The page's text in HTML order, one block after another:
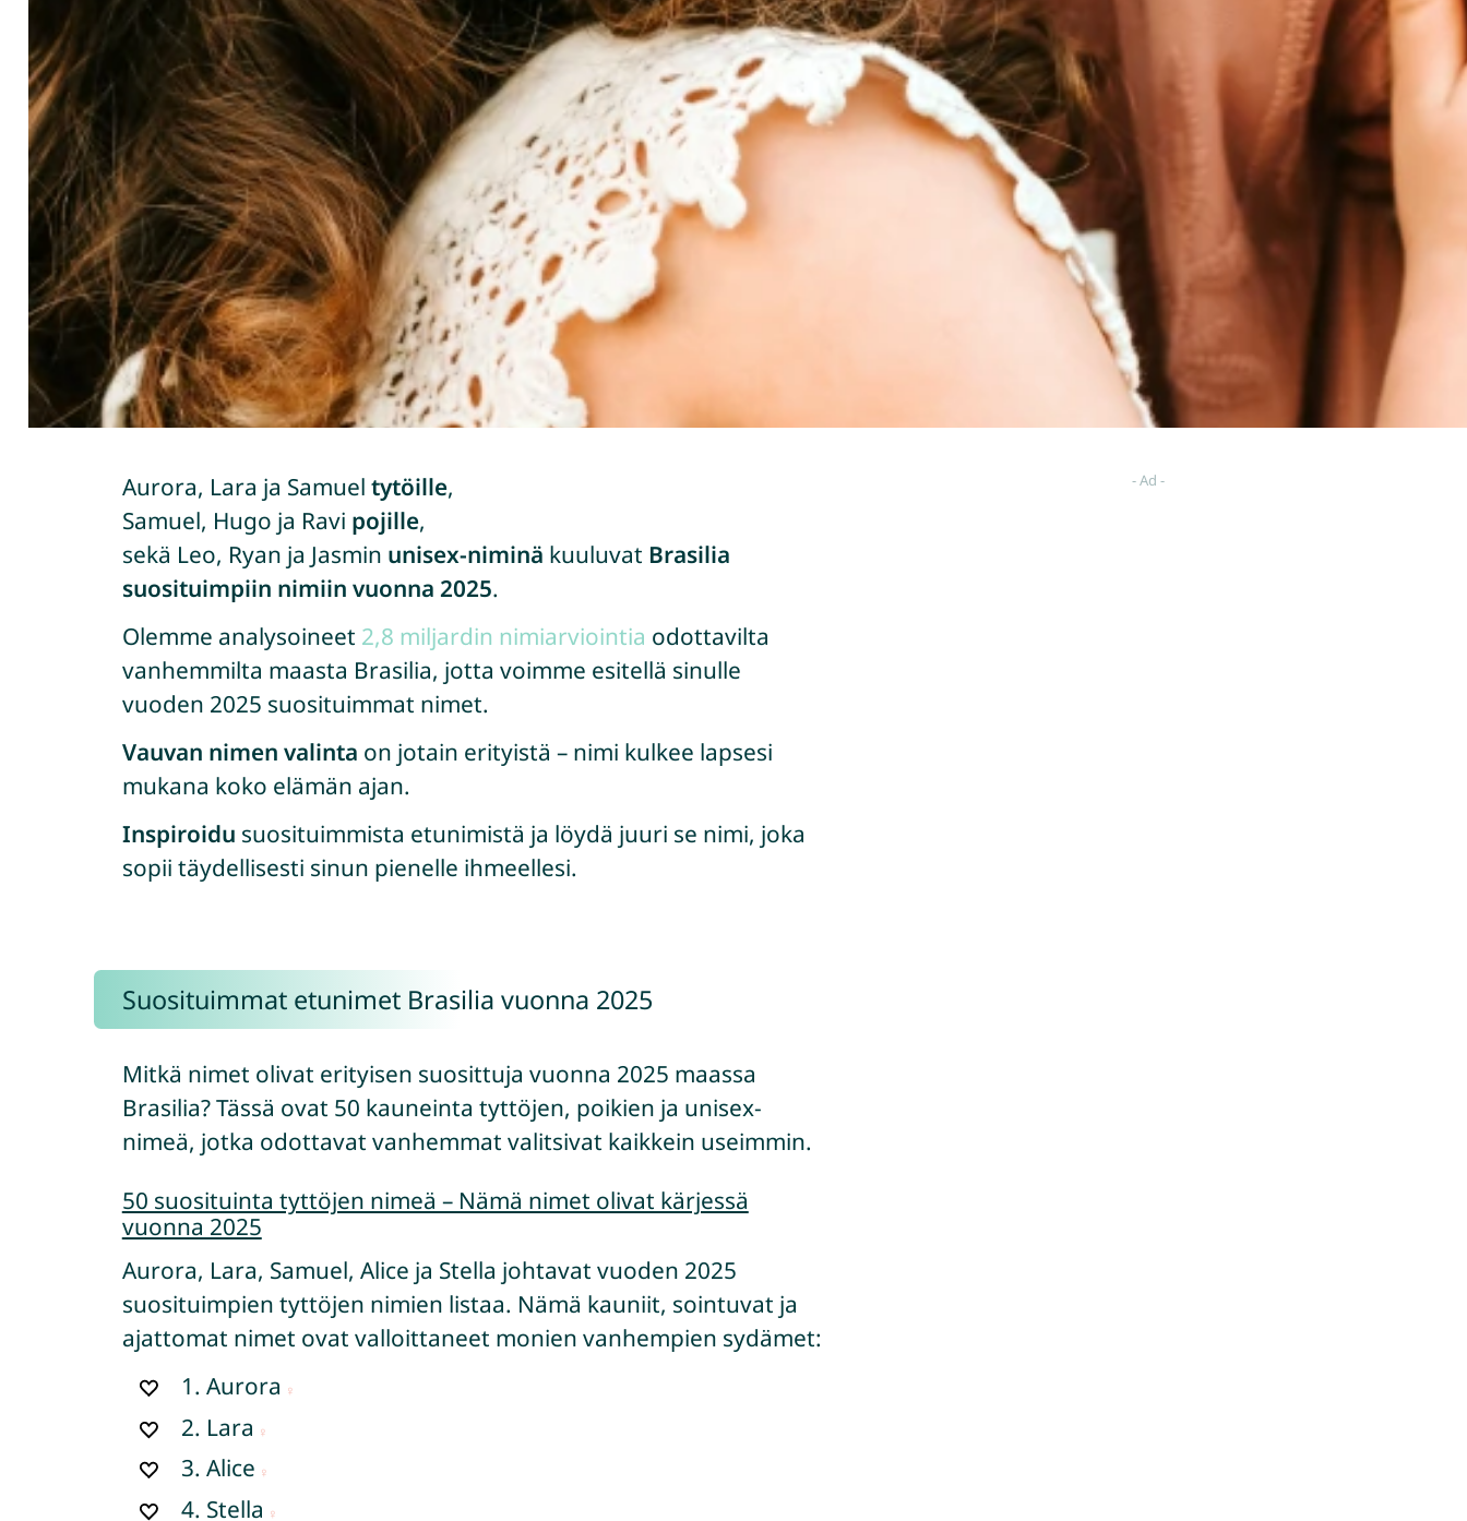
Aurora, Lara ja Samuel tytöille,
Samuel, Hugo ja Ravi pojille,
sekä Leo, Ryan ja Jasmin unisex-niminä kuuluvat Brasilia
suosituimpiin nimiin vuonna 2025.
Olemme analysoineet 2,8 miljardin nimiarviointia odottavilta
vanhemmilta maasta Brasilia, jotta voimme esitellä sinulle
vuoden 2025 suosituimmat nimet.
Vauvan nimen valinta on jotain erityistä – nimi kulkee lapsesi
mukana koko elämän ajan.
Inspiroidu suosituimmista etunimistä ja löydä juuri se nimi, joka
sopii täydellisesti sinun pienelle ihmeellesi.
Suosituimmat etunimet Brasilia vuonna 2025
Mitkä nimet olivat erityisen suosittuja vuonna 2025 maassa
Brasilia? Tässä ovat 50 kauneinta tyttöjen, poikien ja unisex-
nimeä, jotka odottavat vanhemmat valitsivat kaikkein useimmin.
50 suosituinta tyttöjen nimeä – Nämä nimet olivat kärjessä
vuonna 2025
Aurora, Lara, Samuel, Alice ja Stella johtavat vuoden 2025
suosituimpien tyttöjen nimien listaa. Nämä kauniit, sointuvat ja
ajattomat nimet ovat valloittaneet monien vanhempien sydämet:
1.Aurora
2. Lara
3.Alice
4. Stella